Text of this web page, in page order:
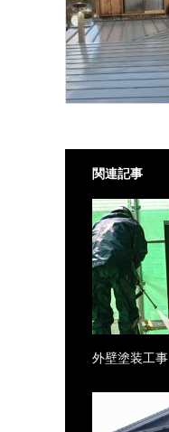
関連記事
外壁塗装工事